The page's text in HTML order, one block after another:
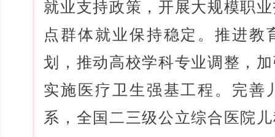
就业支持政策，开展大规模职
点群体就业保持稳定。推进教
划，推动高校学科专业调整，
实施医疗卫生强基工程。完善
系，全国二三级公立综合医院